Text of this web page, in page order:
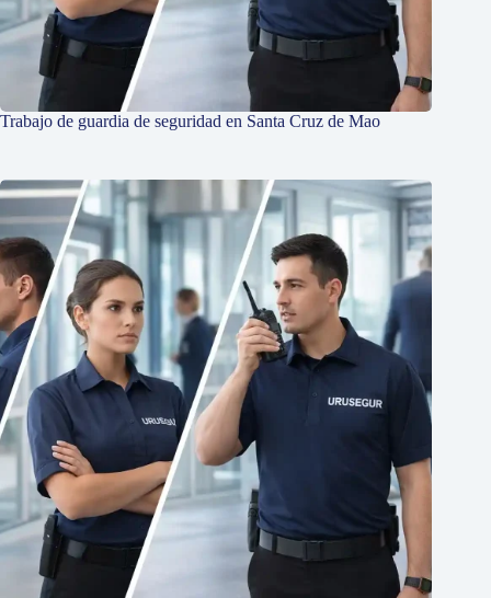
Trabajo de guardia de seguridad en Santa Cruz de Mao